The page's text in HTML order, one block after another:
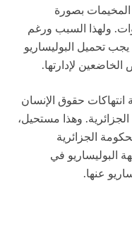
بصورة
ولهذا السبب ورغم
تحميل البوليساريو
لإدارتها.
حقوق الإنسان
الجزائرية. وهذا مستحيل،
الجزائرية
البوليساريو في
عنها.